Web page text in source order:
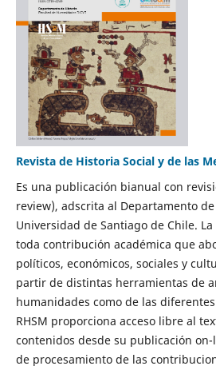
Revista de Historia Social y de las
Es una publicación bianual con
review), adscrita al Departamento
Universidad de Santiago de Chile.
toda contribución académica que
políticos, económicos, sociales y
partir de distintas herramientas de
humanidades como de las
RHSM proporciona acceso libre al
contenidos desde su publicación on-
de procesamiento de las